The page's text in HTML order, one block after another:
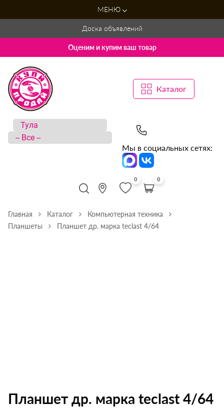
МЕНЮ
Доска объявлений
Оценим и купим ваш товар
Каталог
Мы в социальных сетях:
0 0
Главная Каталог
Компьютерная техника
Планшеты
Планшет др. марка teclast 4/64
Планшет др. марка teclast 4/64